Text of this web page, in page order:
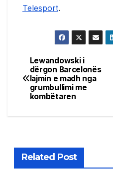
Telesport.
Post
navigation
Lewandowski i
dërgon Barcelonës
lajmin e madh nga
grumbullimi me
kombëtaren
Related Post